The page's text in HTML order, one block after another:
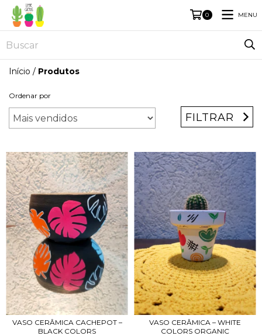
0 MENU
Início / Produtos
Ordenar por
FILTRAR
VASO CERÂMICA CACHEPOT –
BLACK COLORS
VASO CERÂMICA – WHITE
COLORS ORGANIC